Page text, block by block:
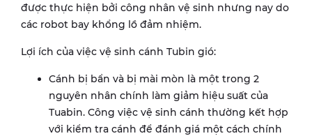
được thực hiện bởi công nhân vệ sinh nhưng nay do
các robot bay khổng lồ đảm nhiệm.
Lợi ích của việc vệ sinh cánh Tubin gió:
Cánh bị bẩn và bị mài mòn là một trong 2
nguyên nhân chính làm giảm hiệu suất của
Tuabin. Công việc vệ sinh cánh thường kết hợp
với kiểm tra cánh để đánh giá một cách chính